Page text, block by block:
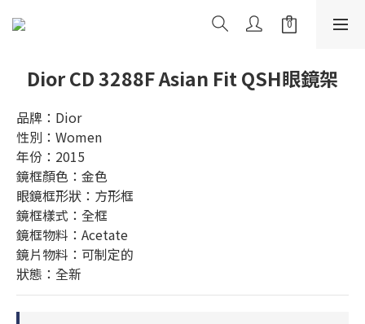
Dior CD 3288F Asian Fit QSH眼鏡架
品牌：Dior
性別：Women
年份：2015
鏡框顏色：金色
眼鏡框形狀：方形框
鏡框樣式：全框
鏡框物料：Acetate
鏡片物料：可制定的
狀態：全新